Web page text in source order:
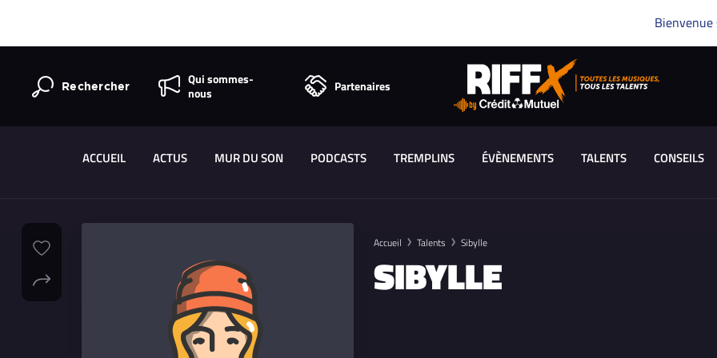
Bienvenue
Rechercher
Qui sommes-
nous
Partenaires
ACCUEIL ACTUS MUR DU SON PODCASTS TREMPLINS ÉVÈNEMENTS TALENTS CONSEILS
Accueil Talents Sibylle
SIBYLLE